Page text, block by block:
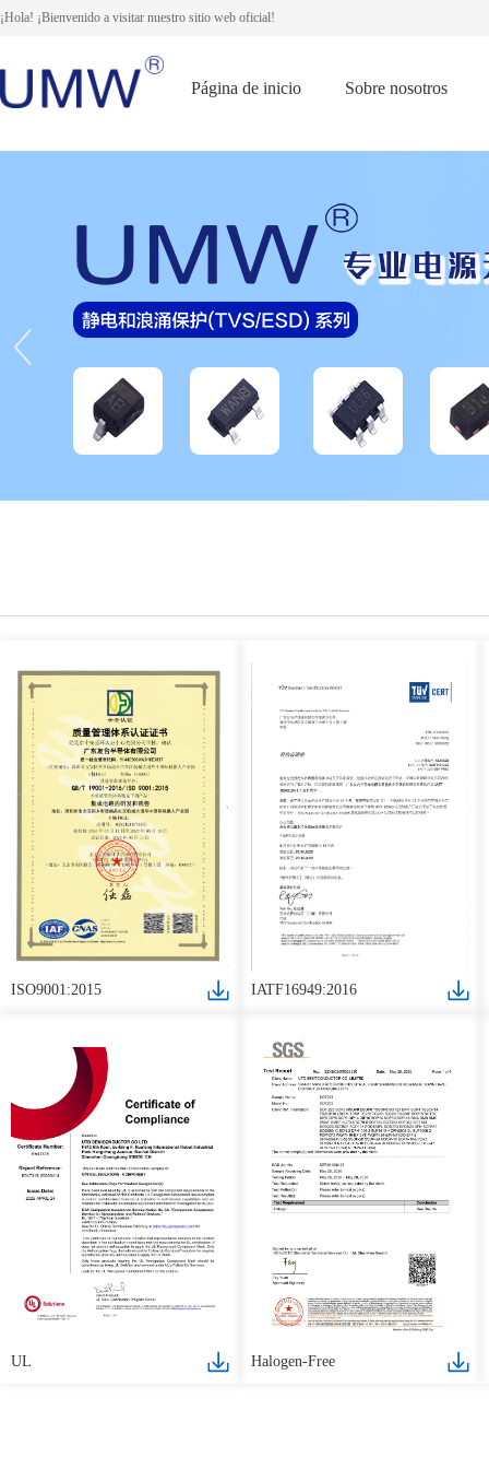
¡Hola! ¡Bienvenido a visitar nuestro sitio web oficial!
Página de inicio Sobre nosotros
ISO9001:2015 IATF16949:2016
UL Halogen-Free